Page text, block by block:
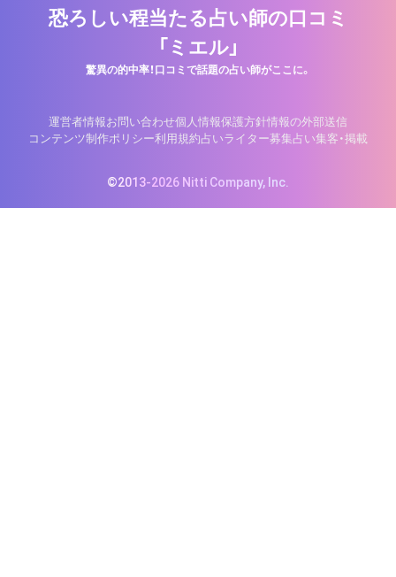
恐ろしい程当たる占い師の口コミ
「ミエル」
驚異の的中率！口コミで話題の占い師がここに。
運営者情報お問い合わせ個人情報保護方針情報の外部送信
コンテンツ制作ポリシー利用規約占いライター募集占い集客・掲載
©2013-2026 Nitti Company, Inc.